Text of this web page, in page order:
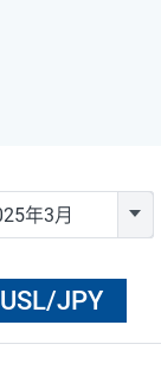
USL/JPY